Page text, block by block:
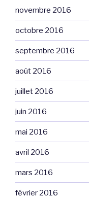
novembre 2016
octobre 2016
septembre 2016
août 2016
juillet 2016
juin 2016
mai 2016
avril 2016
mars 2016
février 2016